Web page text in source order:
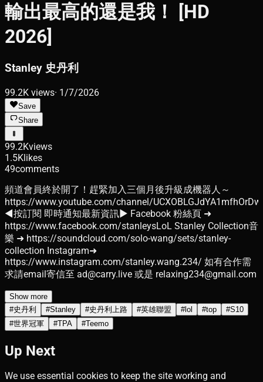
輸出最高的還是我！ [HD
2026]
Stanley 史丹利
99.2K views· 1/7/2026
Save
Share
99.2Kviews
1.5Klikes
49comments
頻道會員終於開了！趕緊加入三個月後升級成機器人～
https://www.youtube.com/channel/
◄按訂閱 即時通知最新資訊► Facebook 粉絲頁 ➜
https://www.facebook.com/stanleysLoL Stanley Collection音
樂 ➜ https://soundcloud.com/solo-wang/sets/stanley-
collection Instagram➜
https://www.instagram.com/stanley.wang.234/ 如有合作需
求請email寄信至 ad@carry.live 或是 relaxing234@gmail.com
Show more
#史丹利 #Stanley #史丹利上路 #英雄聯盟 #lol #top #S10
#世界冠軍 #TPA #Teemo
Up Next
We use essential cookies to keep the site working and